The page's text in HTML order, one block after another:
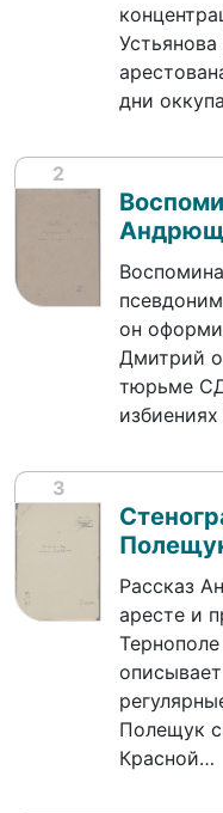
дни
2
он
Дмитрий
тюрьме
3
Рассказ
аресте и
Полещук
Красной…